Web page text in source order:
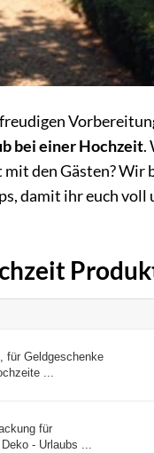
bei einer Hochzeit.
den Gästen? Wir
damit ihr euch voll
für Geldgeschenke
...
für
- Urlaubs ...